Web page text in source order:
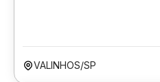
VALINHOS/SP